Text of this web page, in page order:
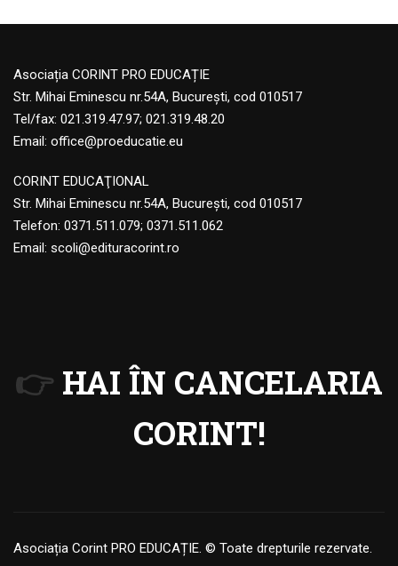
Asociația CORINT PRO EDUCAȚIE
Str. Mihai Eminescu nr.54A, București, cod 010517
Tel/fax: 021.319.47.97; 021.319.48.20
Email: office@proeducatie.eu
CORINT EDUCAŢIONAL
Str. Mihai Eminescu nr.54A, Bucureşti, cod 010517
Telefon: 0371.511.079; 0371.511.062
Email: scoli@edituracorint.ro
👉 HAI ÎN CANCELARIA
CORINT!
Asociația Corint PRO EDUCAȚIE. © Toate drepturile rezervate.